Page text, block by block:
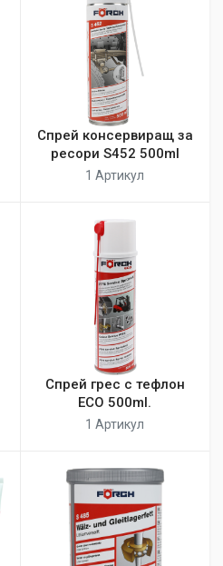
Спрей консервиращ за
ресори S452 500ml
1 Артикул
Спрей грес с тефлон
ECO 500ml.
1 Артикул